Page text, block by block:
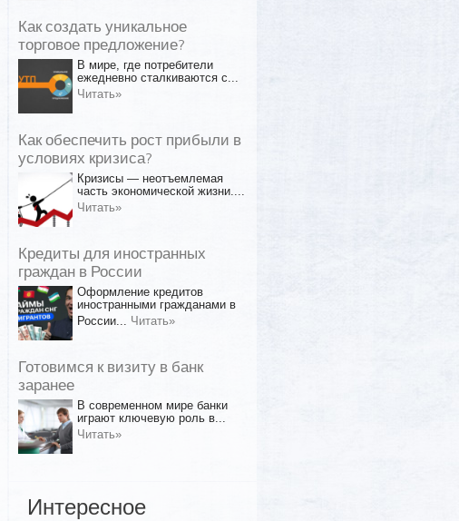
Как создать уникальное
торговое предложение?
В мире, где потребители
ежедневно сталкиваются с...
Читать»
Как обеспечить рост прибыли в
условиях кризиса?
Кризисы — неотъемлемая
часть экономической жизни....
Читать»
Кредиты для иностранных
граждан в России
Оформление кредитов
иностранными гражданами в
России... Читать»
Готовимся к визиту в банк
заранее
В современном мире банки
играют ключевую роль в...
Читать»
Интересное